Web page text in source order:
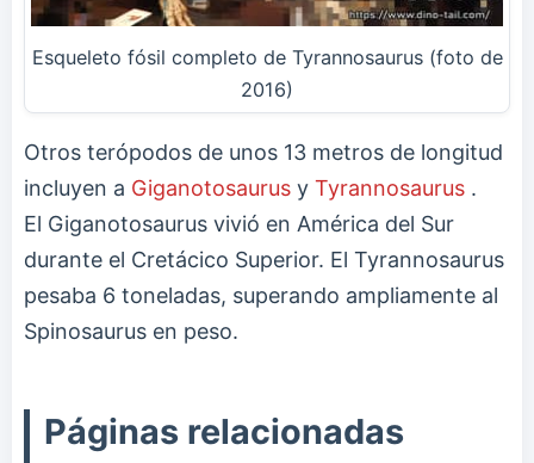
Esqueleto fósil completo de Tyrannosaurus (foto de
2016)
Otros terópodos de unos 13 metros de longitud
incluyen a Giganotosaurus y Tyrannosaurus .
El Giganotosaurus vivió en América del Sur
durante el Cretácico Superior. El Tyrannosaurus
pesaba 6 toneladas, superando ampliamente al
Spinosaurus en peso.
Páginas relacionadas